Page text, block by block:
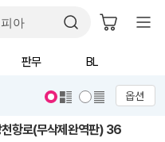
판무 BL
옵션
항로(무삭제완역판) 36